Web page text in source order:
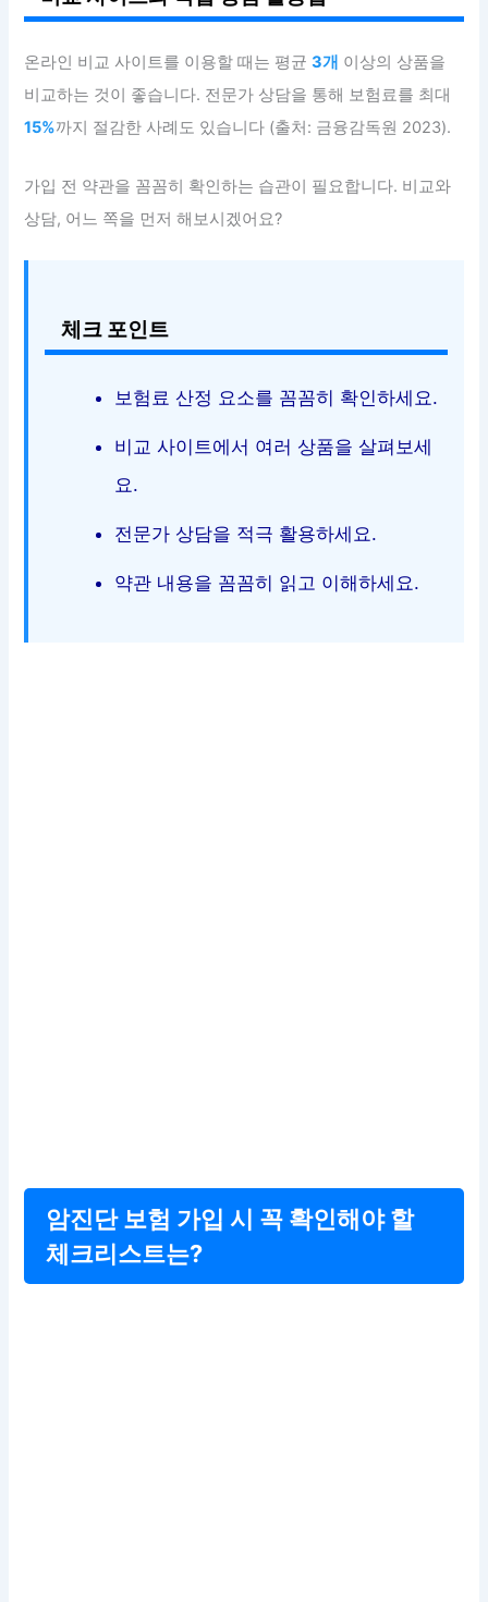
온라인 비교 사이트를 이용할 때는 평균3개 이상의 상품을
비교하는 것이 좋습니다. 전문가 상담을 통해 보험료를 최대
15%까지 절감한 사례도 있습니다 (출처: 금융감독원 2023).
가입 전 약관을 꼼꼼히 확인하는 습관이 필요합니다. 비교와
상담, 어느 쪽을 먼저 해보시겠어요?
체크 포인트
보험료 산정 요소를 꼼꼼히 확인하세요.
비교 사이트에서 여러 상품을 살펴보세
요.
전문가 상담을 적극 활용하세요.
약관 내용을 꼼꼼히 읽고 이해하세요.
암진단 보험 가입 시 꼭 확인해야 할
체크리스트는?